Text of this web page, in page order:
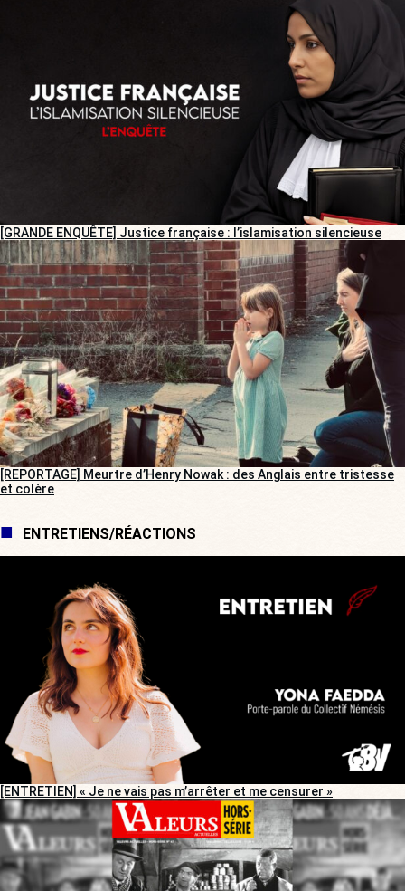
[GRANDE ENQUÊTE] Justice française : l’islamisation silencieuse
[REPORTAGE] Meurtre d’Henry Nowak : des Anglais entre tristesse
et colère
ENTRETIENS/RÉACTIONS
[ENTRETIEN] « Je ne vais pas m’arrêter et me censurer »